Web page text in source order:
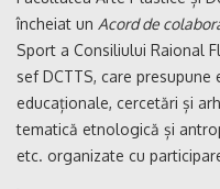
încheiat un Acord de
Sport a Consiliului Raional
sef DCTTS, care
educaționale, cercetări și
tematică etnologică și
etc. organizate cu